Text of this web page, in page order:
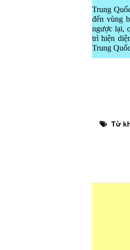
Trung
đến vùng
ngược lại,
trì hiện
Trung
Từ